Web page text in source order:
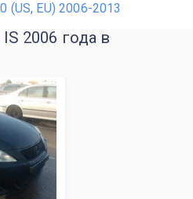
(US, EU) 2006-2013
2006 года в